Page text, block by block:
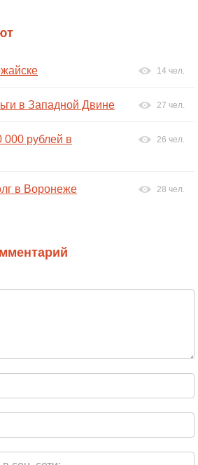
14 чел.
в Западной Двине 27 чел.
000 рублей в
26 чел.
в Воронеже 28 чел.